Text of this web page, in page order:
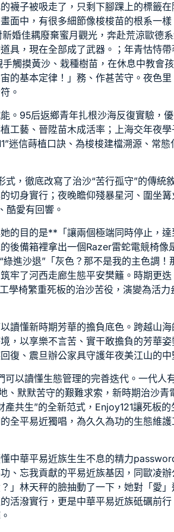
襪子被吸走了，只剩下腳踝上的標籤
面中，有很多細節像梭梭苗的根系一
婚佳耦廢棄蜜月觀光，奔赴荒涼歐德
具，現在全部成了武器。；年青怙恃
手觸摸黃沙、栽種樹苗，在休息中教會
的基本定律！」務、作甚苦守。夜色
。
。95后返鄉青年扎根沙海反復實驗，
工藝、晉陞苗木成活率；上海交年夜
迷信蒔植口訣、為梭梭建檔溯源、常
，徹底改寫了治沙“苦行孤守”的傳統
的切身實行；夜晚瞻仰殘暴星河、圍坐
酷愛有回響。
她的目的是**「讓兩個極端同時停止，
後備箱裡拿出一個Razer雷蛇電競椅像
進沙退”「灰色？那不是我的主色調
牢了河西走廊生態平安樊籬。時期更
學椅繁重死板的治沙苦役，演變為活
讀懂新時期芳華的擔負底色。跨越山
，以享樂不言苦、實干敢擔負的芳華
復、 震旦辦公家具守護年夜美江山的
可以讀懂生態管理的完善迭代。一代人
、默默苦守的艱難求索，新時期治沙青
共生”的全新范式， Enjoy121讓死板的
全平易近獨唱，為久久為功的生態維
中華平易近族生生不息的精力
、忘我貢獻的平易近族基因，同歐凌
」林天秤的臉抽動了一下，她對「愛
活潑實行，更是中華平易近族砥礪前